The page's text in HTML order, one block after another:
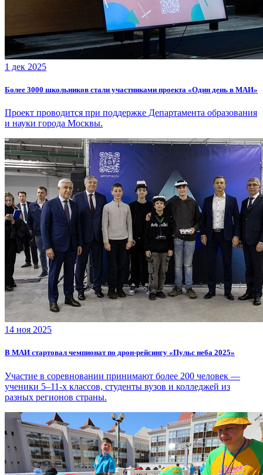
1 дек 2025
Более 3000 школьников стали участниками проекта «Один день в МАИ»
Проект проводится при поддержке Департамента образования
и науки города Москвы.
14 ноя 2025
В МАИ стартовал чемпионат по дрон-рейсингу «Пульс неба 2025»
Участие в соревновании принимают более 200 человек —
ученики 5–11-х классов, студенты вузов и колледжей из
разных регионов страны.